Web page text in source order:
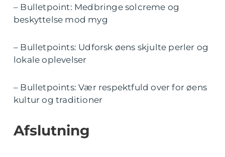
– Bulletpoint: Medbringe solcreme og
beskyttelse mod myg
– Bulletpoints: Udforsk øens skjulte perler og
lokale oplevelser
– Bulletpoints: Vær respektfuld over for øens
kultur og traditioner
Afslutning